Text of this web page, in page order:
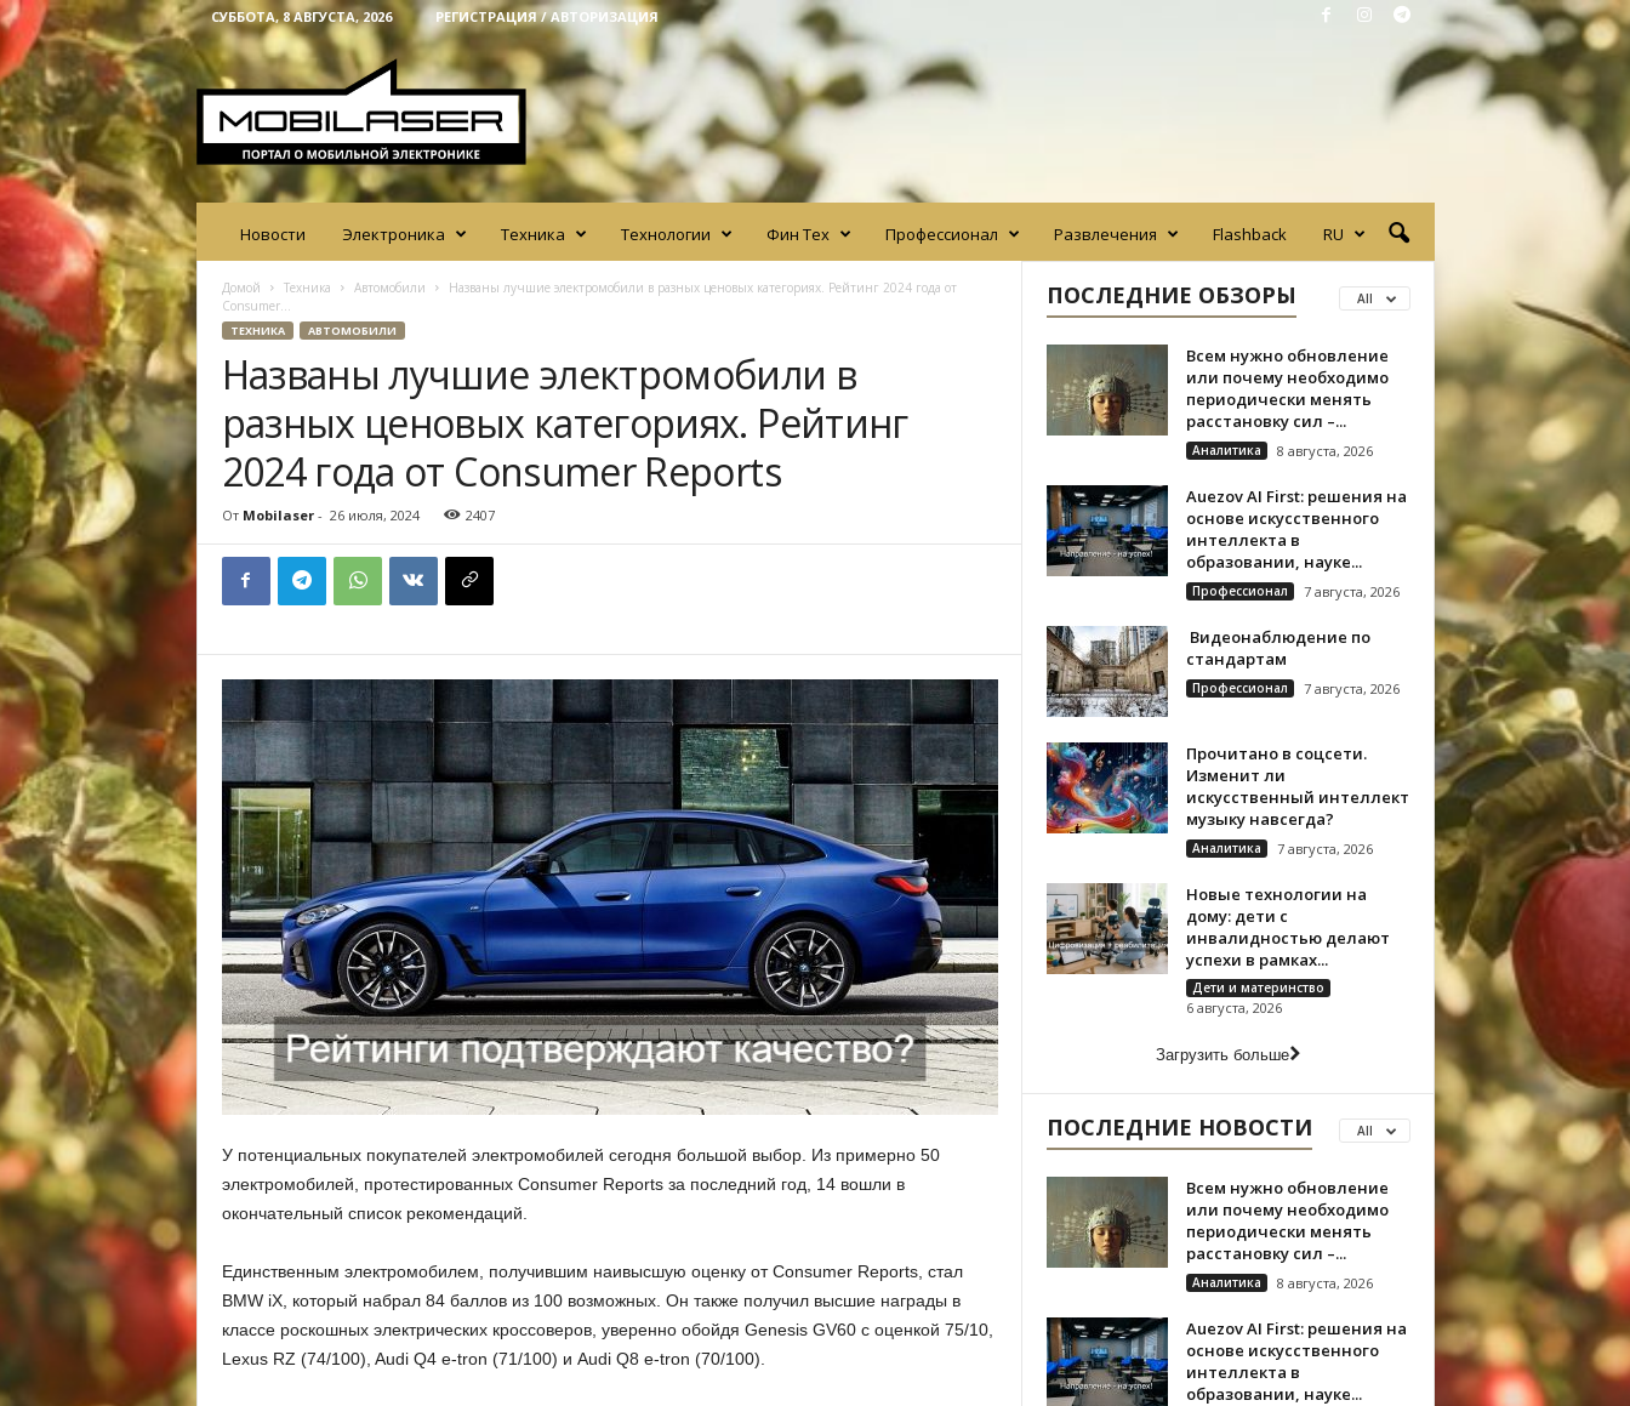
СУББОТА, 8 АВГУСТА, 2026 РЕГИСТРАЦИЯ / АВТОРИЗАЦИЯ
M
a
s
e
r
Новости Электроника Техника Технологии Фин Тех Профессионал Развлечения Flashback RU
Домой Техника Автомобили
Названы лучшие электромобили в разных ценовых категориях. Рейтинг 2024 года от
Consumer...
ТЕХНИКА АВТОМОБИЛИ
Названы лучшие электромобили в
разных ценовых категориях. Рейтинг
2024 года от Consumer Reports
От Mobilaser- 26 июля, 2024 2407
У потенциальных покупателей электромобилей сегодня большой выбор. Из примерно 50
электромобилей, протестированных Consumer Reports за последний год, 14 вошли в
окончательный список рекомендаций.
Единственным электромобилем, получившим наивысшую оценку от Consumer Reports, стал
BMW iX, который набрал 84 баллов из 100 возможных. Он также получил высшие награды в
классе роскошных электрических кроссоверов, уверенно обойдя Genesis GV60 с оценкой 75/10,
Lexus RZ (74/100), Audi Q4 e-tron (71/100) и Audi Q8 e-tron (70/100).
ПОСЛЕДНИЕ ОБЗОРЫ All
Всем нужно обновление
или почему необходимо
периодически менять
расстановку сил –...
Аналитика 8 августа, 2026
Auezov AI First: решения на
основе искусственного
интеллекта в
образовании, науке...
Профессионал 7 августа, 2026
Видеонаблюдение по
стандартам
Профессионал 7 августа, 2026
Прочитано в соцсети.
Изменит ли
искусственный интеллект
музыку навсегда?
Аналитика 7 августа, 2026
Новые технологии на
дому: дети с
инвалидностью делают
успехи в рамках...
Дети и материнство
6 августа, 2026
Загрузить больше
ПОСЛЕДНИЕ НОВОСТИ All
Всем нужно обновление
или почему необходимо
периодически менять
расстановку сил –...
Аналитика 8 августа, 2026
Auezov AI First: решения на
основе искусственного
интеллекта в
образовании, науке...